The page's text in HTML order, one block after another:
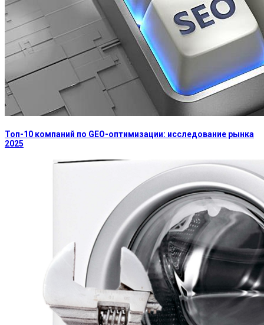
Топ-10 компаний по GEO-оптимизации: исследование рынка
2025